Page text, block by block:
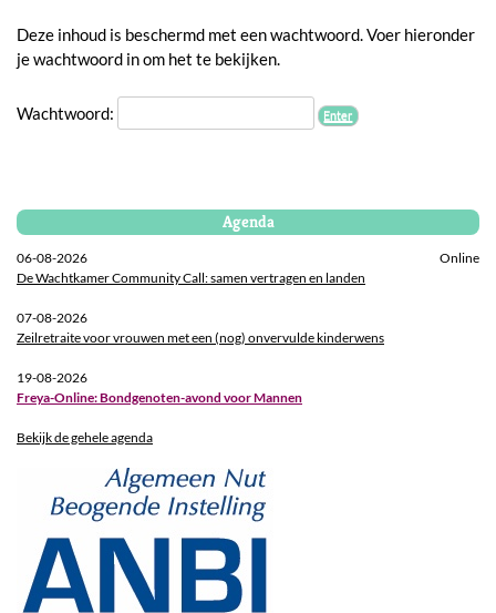
Deze inhoud is beschermd met een wachtwoord. Voer hieronder
je wachtwoord in om het te bekijken.
Wachtwoord:
Agenda
06-08-2026
Online
De Wachtkamer Community Call: samen vertragen en landen
07-08-2026
Zeilretraite voor vrouwen met een (nog) onvervulde kinderwens
19-08-2026
Freya-Online: Bondgenoten-avond voor Mannen
Bekijk de gehele agenda